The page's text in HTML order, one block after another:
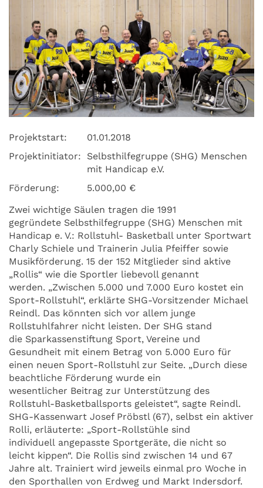
Projektstart:
01.01.2018
Projektinitiator:
Selbsthilfegruppe (SHG) Menschen
mit Handicap e.V.
Förderung:
5.000,00 €
Zwei wichtige Säulen tragen die 1991
gegründete Selbsthilfegruppe (SHG) Menschen mit
Handicap e. V.: Rollstuhl- Basketball unter Sportwart
Charly Schiele und Trainerin Julia Pfeiffer sowie
Musikförderung. 15 der 152 Mitglieder sind aktive
„Rollis“ wie die Sportler liebevoll genannt
werden. „Zwischen 5.000 und 7.000 Euro kostet ein
Sport-Rollstuhl“, erklärte SHG-Vorsitzender Michael
Reindl. Das könnten sich vor allem junge
Rollstuhlfahrer nicht leisten. Der SHG stand
die Sparkassenstiftung Sport, Vereine und
Gesundheit mit einem Betrag von 5.000 Euro für
einen neuen Sport-Rollstuhl zur Seite. „Durch diese
beachtliche Förderung wurde ein
wesentlicher Beitrag zur Unterstützung des
Rollstuhl-Basketballsports geleistet“, sagte Reindl.
SHG-Kassenwart Josef Pröbstl (67), selbst ein aktiver
Rolli, erläuterte: „Sport-Rollstühle sind
individuell angepasste Sportgeräte, die nicht so
leicht kippen“. Die Rollis sind zwischen 14 und 67
Jahre alt. Trainiert wird jeweils einmal pro Woche in
den Sporthallen von Erdweg und Markt Indersdorf.